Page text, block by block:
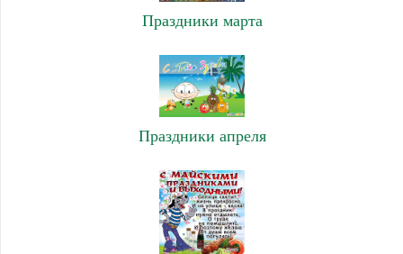
Праздники марта
Праздники апреля